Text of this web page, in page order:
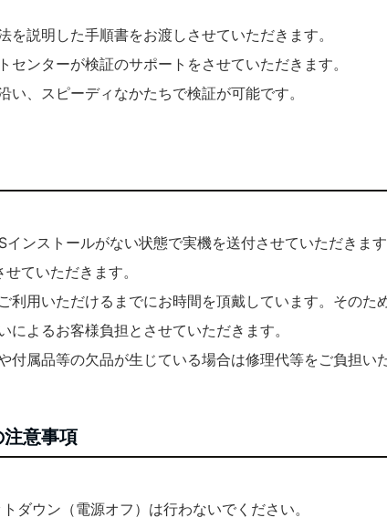
を説明した手順書をお渡しさせていただきます。
センターが検証のサポートをさせていただきます。
い、スピーディなかたちで検証が可能です。
ンストールがない状態で実機を送付させていただきます
ていただきます。
利用いただけるまでにお時間を頂戴しています。そのた
によるお客様負担とさせていただきます。
付属品等の欠品が生じている場合は修理代等をご負担い
意事項
ダウン（電源オフ）は行わないでください。